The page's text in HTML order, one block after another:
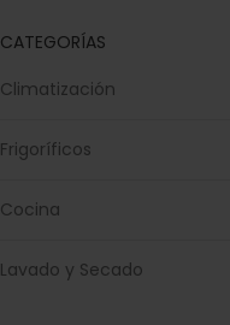
CATEGORÍAS
Climatización
Frigoríficos
Cocina
Lavado y Secado